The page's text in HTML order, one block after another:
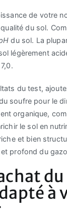
de votre
du sol.
du sol. La
légèrement
du test,
soufre pour le
organique,
le sol en
et bien
profond du
du
à